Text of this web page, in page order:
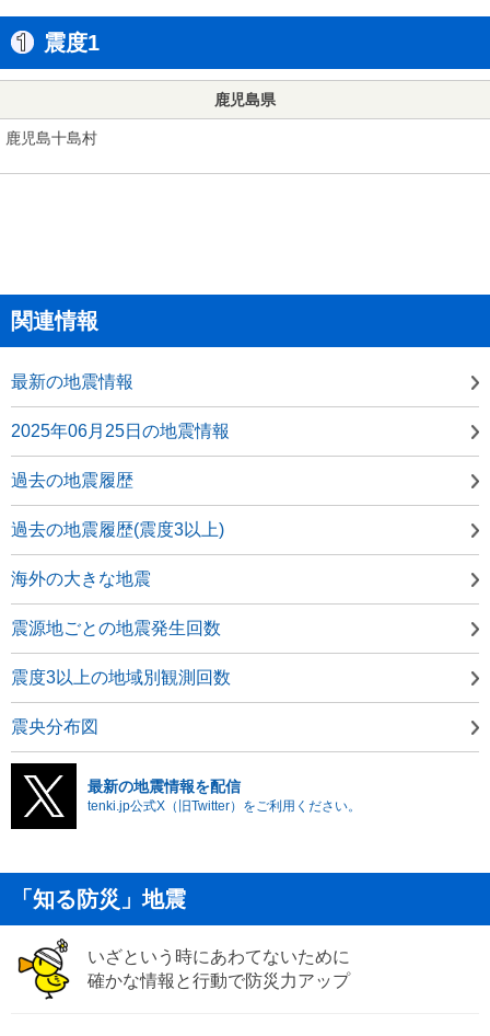
震度1
鹿児島県
鹿児島十島村
関連情報
最新の地震情報
2025年06月25日の地震情報
過去の地震履歴
過去の地震履歴(震度3以上)
海外の大きな地震
震源地ごとの地震発生回数
震度3以上の地域別観測回数
震央分布図
最新の地震情報を配信
tenki.jp公式X（旧Twitter）をご利用ください。
「知る防災」地震
いざという時にあわてないために
確かな情報と行動で防災力アップ